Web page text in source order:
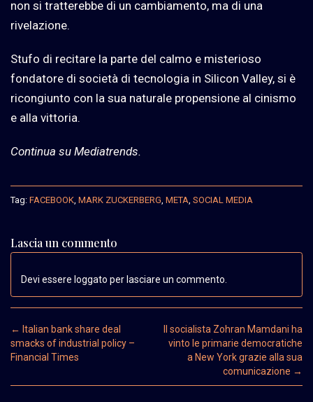
non si tratterebbe di un cambiamento, ma di una
rivelazione.
Stufo di recitare la parte del calmo e misterioso
fondatore di società di tecnologia in Silicon Valley, si è
ricongiunto con la sua naturale propensione al cinismo
e alla vittoria.
Continua su Mediatrends.
Tag: FACEBOOK MARK ZUCKERBERG META SOCIAL MEDIA
Lascia un commento
Devi essere loggato per lasciare un commento.
Post navigation
← Italian bank share deal
smacks of industrial policy –
Financial Times
Il socialista Zohran Mamdani ha
vinto le primarie democratiche
a New York grazie alla sua
comunicazione →